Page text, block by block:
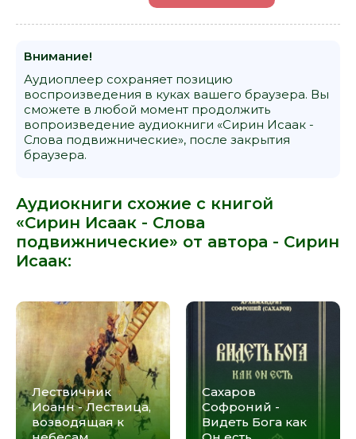
Внимание!
Аудиоплеер сохраняет позицию
воспроизведения в куках вашего браузера. Вы
сможете в любой момент продолжить
вопроизведение аудиокниги «Сирин Исаак -
Слова подвижнические», после закрытия
браузера.
Аудиокниги схожие с книгой
«Сирин Исаак - Слова
подвижнические» от автора - Сирин
Исаак:
Лествичник
Иоанн - Лествица,
возводящая к
Сахаров
Софроний -
Видеть Бога как